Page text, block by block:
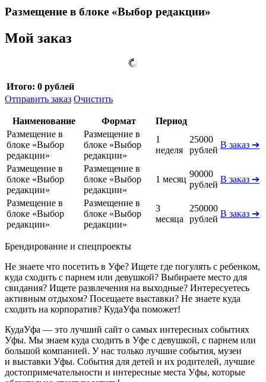
Размещение в блоке «Выбор редакции»
Мой заказ
Итого: 0 рублей
Отправить заказ Очистить
Наименование Формат
Период
Размещение в
блоке «Выбор
редакции»
Размещение в
блоке «Выбор
редакции»
1
неделя
25000
рублей
В заказ ➔
Размещение в
блоке «Выбор
редакции»
Размещение в
блоке «Выбор
редакции»
1 месяц
90000
рублей
В заказ ➔
Размещение в
блоке «Выбор
редакции»
Размещение в
блоке «Выбор
редакции»
3
месяца
250000
рублей
В заказ ➔
Брендирование и спецпроекты
Не знаете что посетить в Уфе? Ищете где погулять с ребенком,
куда сходить с парнем или девушкой? Выбираете место для
свидания? Ищете развлечения на выходные? Интересуетесь
активным отдыхом? Посещаете выставки? Не знаете куда
сходить на корпоратив? КудаУфа поможет!
КудаУфа — это лучший сайт о самых интересных событиях
Уфы. Мы знаем куда сходить в Уфе с девушкой, с парнем или
большой компанией. У нас только лучшие события, музеи
и выставки Уфы. События для детей и их родителей, лучшие
достопримечательности и интересные места Уфы, которые